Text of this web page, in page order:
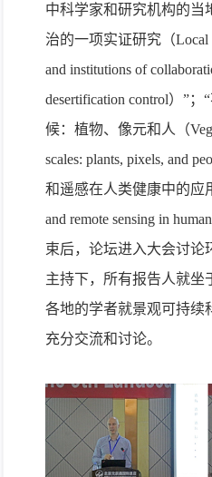
中科学家和研究机构的当
治的一项实证研究（Local
and institutions of
desertification control）”；
候：植物、像元和人（
scales: plants, pixels, and
和遥感在人类健康中的应
and remote sensing in
束后，论坛进入大会讨论
主持下，所有报告人就坐
各地的学者就景观可持续
充分交流和讨论。